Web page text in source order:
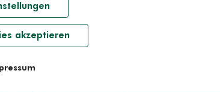
akzeptieren